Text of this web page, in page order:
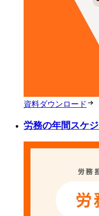
資料ダウンロード
労務の年間スケ